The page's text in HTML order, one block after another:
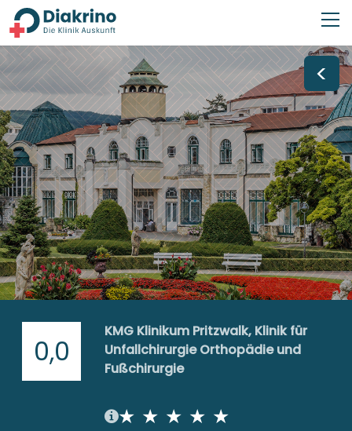
<
0,0
KMG Klinikum Pritzwalk, Klinik für
Unfallchirurgie Orthopädie und
Fußchirurgie